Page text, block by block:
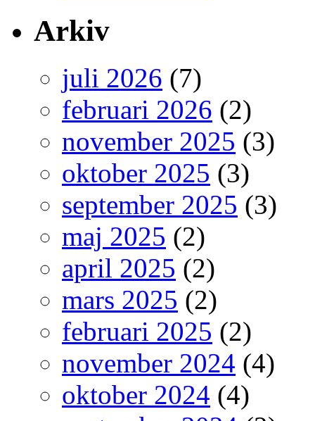
Arkiv
juli 2026 (7)
februari 2026 (2)
november 2025 (3)
oktober 2025 (3)
september 2025 (3)
maj 2025 (2)
april 2025 (2)
mars 2025 (2)
februari 2025 (2)
november 2024 (4)
oktober 2024 (4)